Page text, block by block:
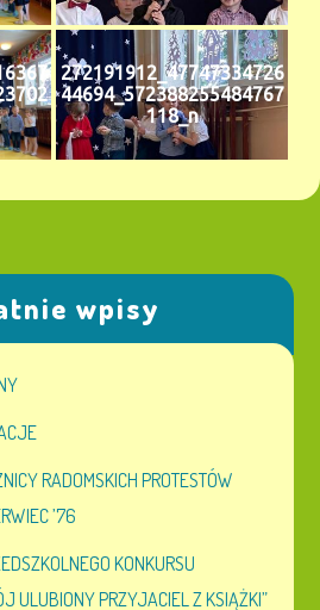
272191912_47747334726
44694_572388255484767
118_n
wpisy
RADOMSKICH PROTESTÓW
’76
KONKURSU
ULUBIONY PRZYJACIEL Z KSIĄŻKI”